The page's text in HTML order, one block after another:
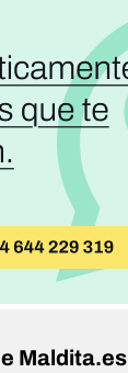
Maldita.es